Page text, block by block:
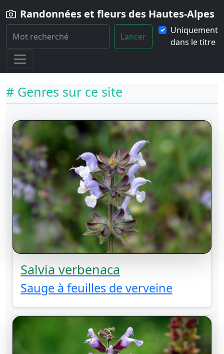
Randonnées et fleurs des Hautes-Alpes
Lancer
Uniquement
dans le titre
Home
Fleurs Genres
# Genres sur ce site
Salvia verbenaca
Sauge à feuilles de verveine